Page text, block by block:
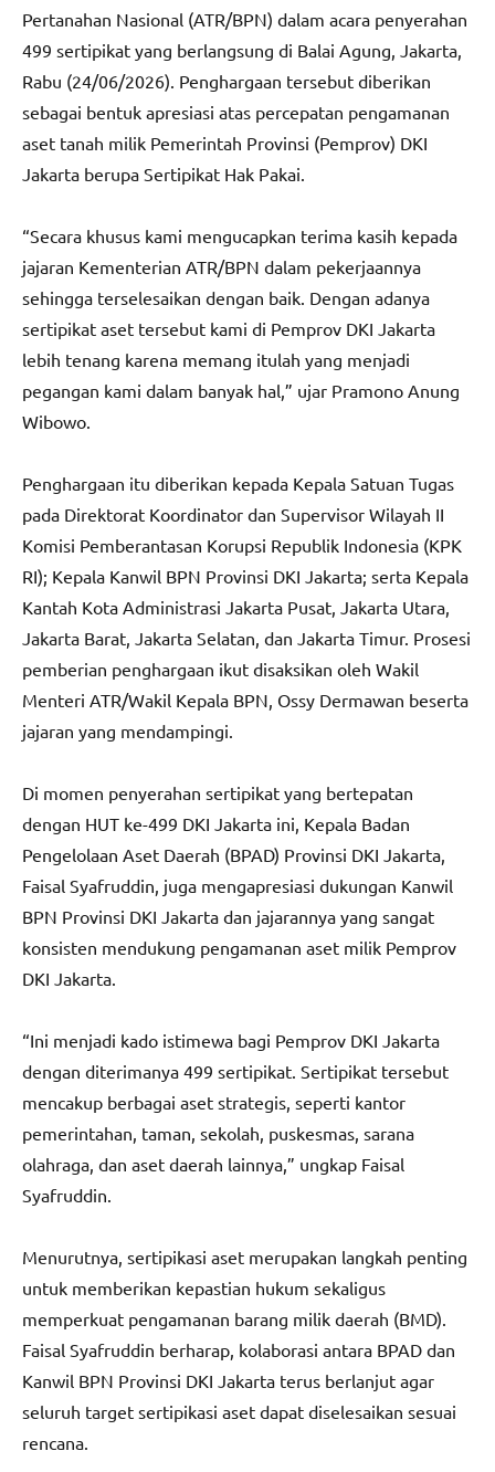
Pertanahan Nasional (ATR/BPN) dalam acara penyerahan
499 sertipikat yang berlangsung di Balai Agung, Jakarta,
Rabu (24/06/2026). Penghargaan tersebut diberikan
sebagai bentuk apresiasi atas percepatan pengamanan
aset tanah milik Pemerintah Provinsi (Pemprov) DKI
Jakarta berupa Sertipikat Hak Pakai.
“Secara khusus kami mengucapkan terima kasih kepada
jajaran Kementerian ATR/BPN dalam pekerjaannya
sehingga terselesaikan dengan baik. Dengan adanya
sertipikat aset tersebut kami di Pemprov DKI Jakarta
lebih tenang karena memang itulah yang menjadi
pegangan kami dalam banyak hal,” ujar Pramono Anung
Wibowo.
Penghargaan itu diberikan kepada Kepala Satuan Tugas
pada Direktorat Koordinator dan Supervisor Wilayah II
Komisi Pemberantasan Korupsi Republik Indonesia (KPK
RI); Kepala Kanwil BPN Provinsi DKI Jakarta; serta Kepala
Kantah Kota Administrasi Jakarta Pusat, Jakarta Utara,
Jakarta Barat, Jakarta Selatan, dan Jakarta Timur. Prosesi
pemberian penghargaan ikut disaksikan oleh Wakil
Menteri ATR/Wakil Kepala BPN, Ossy Dermawan beserta
jajaran yang mendampingi.
Di momen penyerahan sertipikat yang bertepatan
dengan HUT ke-499 DKI Jakarta ini, Kepala Badan
Pengelolaan Aset Daerah (BPAD) Provinsi DKI Jakarta,
Faisal Syafruddin, juga mengapresiasi dukungan Kanwil
BPN Provinsi DKI Jakarta dan jajarannya yang sangat
konsisten mendukung pengamanan aset milik Pemprov
DKI Jakarta.
“Ini menjadi kado istimewa bagi Pemprov DKI Jakarta
dengan diterimanya 499 sertipikat. Sertipikat tersebut
mencakup berbagai aset strategis, seperti kantor
pemerintahan, taman, sekolah, puskesmas, sarana
olahraga, dan aset daerah lainnya,” ungkap Faisal
Syafruddin.
Menurutnya, sertipikasi aset merupakan langkah penting
untuk memberikan kepastian hukum sekaligus
memperkuat pengamanan barang milik daerah (BMD).
Faisal Syafruddin berharap, kolaborasi antara BPAD dan
Kanwil BPN Provinsi DKI Jakarta terus berlanjut agar
seluruh target sertipikasi aset dapat diselesaikan sesuai
rencana.